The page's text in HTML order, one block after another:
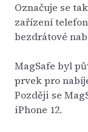
Označuje se
zařízení
bezdrátové
MagSafe byl
prvek pro
Později se
iPhone 12.